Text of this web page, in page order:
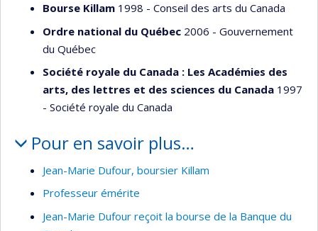
Bourse Killam 1998 - Conseil des arts du Canada
Ordre national du Québec 2006 - Gouvernement
du Québec
Société royale du Canada : Les Académies des
arts, des lettres et des sciences du Canada 1997
- Société royale du Canada
Pour en savoir plus…
Jean-Marie Dufour, boursier Killam
Professeur émérite
Jean-Marie Dufour reçoit la bourse de la Banque du